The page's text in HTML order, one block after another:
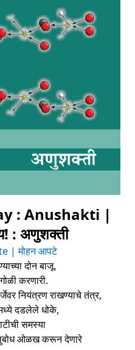
: Anushakti |
: अणुशक्ती
| मोहन आपटे
दोन बाजू.
करणारी.
नियंत्रण राखण्याचे तंत्र,
दडलेले धोके,
समस्या
सुबोध ओळख करून देणारे